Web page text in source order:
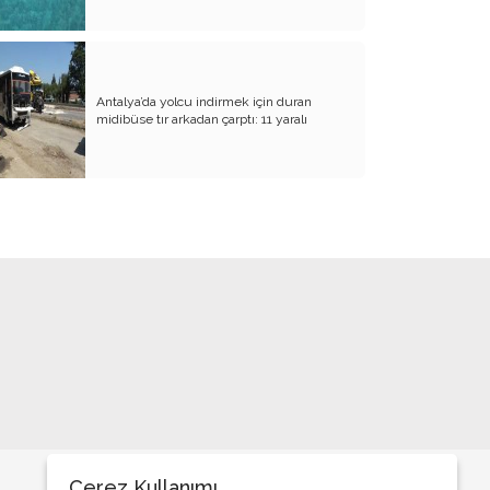
Antalya’da yolcu indirmek için duran
midibüse tır arkadan çarptı: 11 yaralı